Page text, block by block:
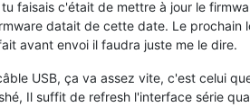
faisais c'était de mettre à jour le
datait de cette date. Le prochain
avant envoi il faudra juste me le dire.
USB, ça va assez vite, c'est celui
Il suffit de refresh l'interface série